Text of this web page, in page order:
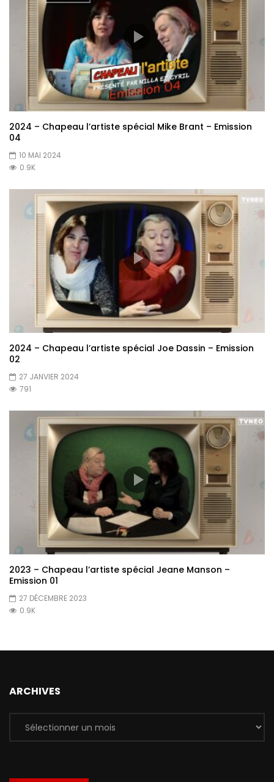
2024 – Chapeau l’artiste spécial Mike Brant – Emission
04
10 MAI 2024
0.9K
2024 – Chapeau l’artiste spécial Joe Dassin – Emission
02
27 JANVIER 2024
791
2023 – Chapeau l’artiste spécial Jeane Manson –
Emission 01
27 DÉCEMBRE 2023
0.9K
ARCHIVES
Archives